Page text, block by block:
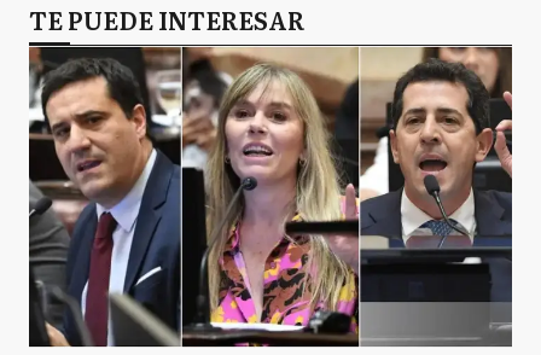
TE PUEDE INTERESAR